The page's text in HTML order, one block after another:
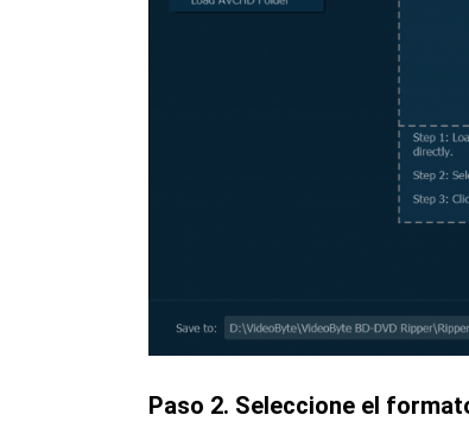
Paso 2. Seleccione el